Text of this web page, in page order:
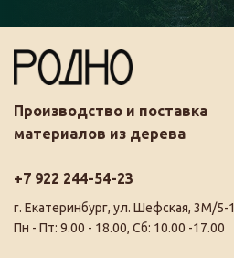
Производство и поставка
материалов из дерева
+7 922 244-54-23
г. Екатеринбург, ул. Шефская, 3М/5-1
Пн - Пт: 9.00 - 18.00, Сб: 10.00 -17.00